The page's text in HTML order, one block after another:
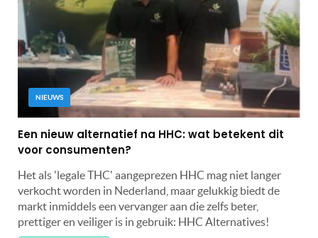
NIEUWS
Een nieuw alternatief na HHC: wat betekent dit
voor consumenten?
Het als 'legale THC' aangeprezen HHC mag niet langer
verkocht worden in Nederland, maar gelukkig biedt de
markt inmiddels een vervanger aan die zelfs beter,
prettiger en veiliger is in gebruik: HHC Alternatives!